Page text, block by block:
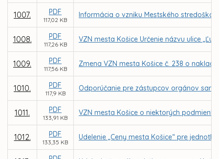
1007. PDF
117,02 KB
Informácia o vzniku Mestského
1008. PDF
117,26 KB
VZN mesta Košice Určenie názvu ulice
1009. PDF
117,56 KB
Zmena VZN mesta Košice č. 238 o
1010. PDF
117,9 KB
Odporúčanie pre zástupcov orgánov
1011. PDF
133,91 KB
VZN mesta Košice o niektorých
1012. PDF
133,35 KB
Udelenie „Ceny mesta Košice“ pre